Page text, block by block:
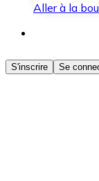
Aller à la
Acheter des
Achetez
S'inscrire Se